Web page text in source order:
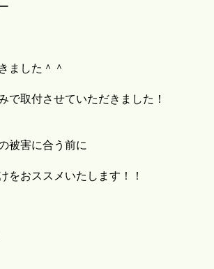
ました＾＾
で取付させていただきました！
被害に合う前に
をおススメいたします！！